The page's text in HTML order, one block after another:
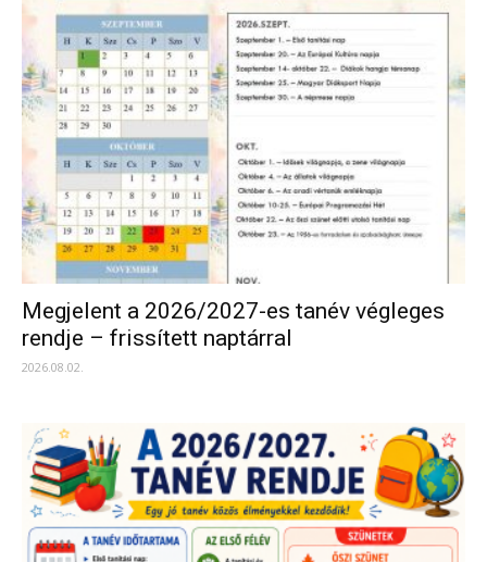
Megjelent a 2026/2027-es tanév végleges
rendje – frissített naptárral
2026.08.02.